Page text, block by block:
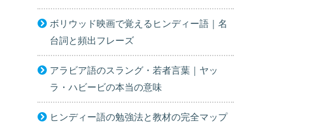
ボリウッド映画で覚えるヒンディー語｜名
台詞と頻出フレーズ
アラビア語のスラング・若者言葉｜ヤッ
ラ・ハビービの本当の意味
ヒンディー語の勉強法と教材の完全マップ